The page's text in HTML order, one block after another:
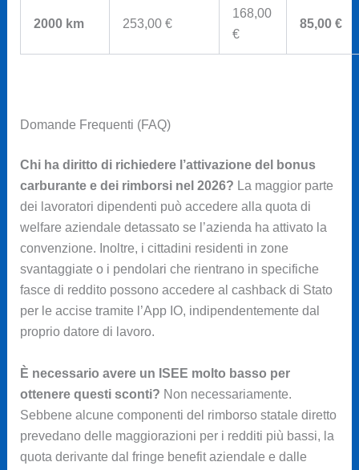
2000 km 253,00 €
168,00
€
85,00 €
Domande Frequenti (FAQ)
Chi ha diritto di richiedere l’attivazione del bonus
carburante e dei rimborsi nel 2026? La maggior parte
dei lavoratori dipendenti può accedere alla quota di
welfare aziendale detassato se l’azienda ha attivato la
convenzione. Inoltre, i cittadini residenti in zone
svantaggiate o i pendolari che rientrano in specifiche
fasce di reddito possono accedere al cashback di Stato
per le accise tramite l’App IO, indipendentemente dal
proprio datore di lavoro.
È necessario avere un ISEE molto basso per
ottenere questi sconti? Non necessariamente.
Sebbene alcune componenti del rimborso statale diretto
prevedano delle maggiorazioni per i redditi più bassi, la
quota derivante dal fringe benefit aziendale e dalle